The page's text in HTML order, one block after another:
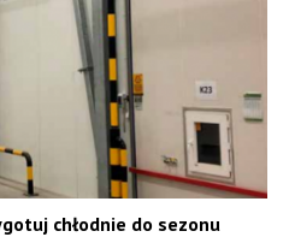
chłodnie do sezonu